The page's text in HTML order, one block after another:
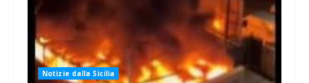
Notizie dalla Sicilia